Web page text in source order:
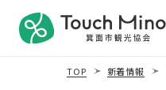
TOP 新着情報